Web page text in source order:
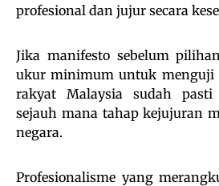
profesional dan jujur secara
Jika manifesto sebelum
ukur minimum untuk menguji
rakyat Malaysia sudah pasti
sejauh mana tahap kejujuran
negara.
Profesionalisme yang